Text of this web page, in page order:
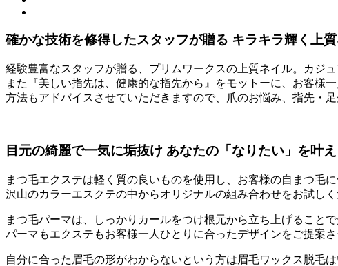
確かな技術を修得したスタッフが贈る キラキラ輝く上
経験豊富なスタッフが贈る、プリムワークスの上質ネイル。カジ
また『美しい指先は、健康的な指先から』をモットーに、お客様
方法もアドバイスさせていただきますので、爪のお悩み、指先・
目元の綺麗で一気に垢抜け あなたの「なりたい」を叶
まつ毛エクステは軽く質の良いものを使用し、お客様の自まつ毛
沢山のカラーエスクテの中からオリジナルの組み合わせをお試し
まつ毛パーマは、しっかりカールをつけ根元から立ち上げること
パーマもエクステもお客様一人ひとりに合ったデザインをご提案さ
自分に合った眉毛の形がわからないという方は眉毛ワックス脱毛